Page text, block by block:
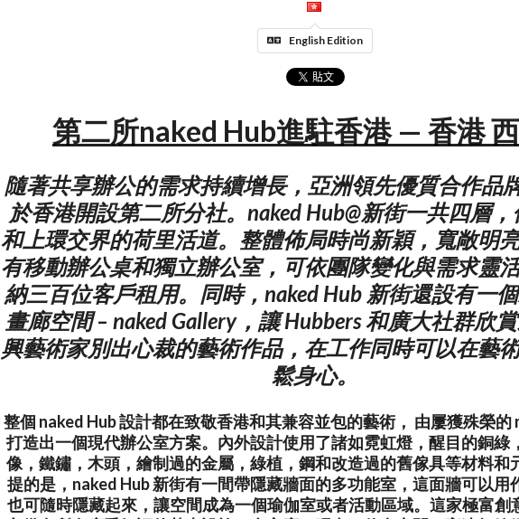
English Edition
第二所naked Hub進駐香港 — 香港
隨著共享辦公的需求持續增長，亞洲領先優質合作品
於香港開設第二所分社。naked Hub@新街一共四層
和上環交界的荷里活道。整體佈局時尚新穎，寬敞明
有移動辦公桌和獨立辦公室，可依團隊變化與需求靈
納三百位客戶租用。同時，naked Hub 新街還設有一
畫廊空間 – naked Gallery，讓 Hubbers 和廣大社群欣
興藝術家別出心裁的藝術作品，在工作同時可以在藝
鬆身心。
整個 naked Hub 設計都在致敬香港和其兼容並包的藝術， 由屢獲殊榮的
打造出一個現代辦公室方案。內外設計使用了諸如霓虹燈，醒目的銅綠
像，鐵鏽，木頭，繪制過的金屬，綠植，鋼和改造過的舊傢具等材料和
提的是，naked Hub 新街有一間帶隱藏牆面的多功能室，這面牆可以用
也可隨時隱藏起來，讓空間成為一個瑜伽室或者活動區域。這家極富創